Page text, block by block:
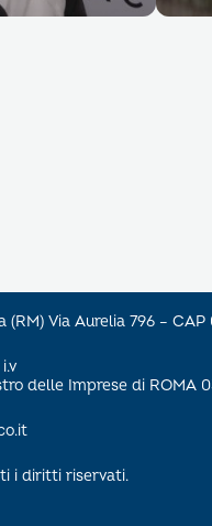
(RM) Via Aurelia 796 – CAP
delle Imprese di ROMA
i diritti riservati.